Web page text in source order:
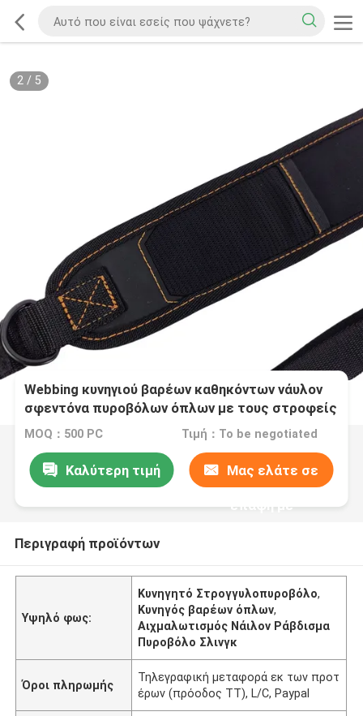
2/ 5
Webbing κυνηγιού βαρέων καθηκόντων νάυλον
σφεντόνα πυροβόλων όπλων με τους στροφείς
MOQ：500 PC Τιμή：To be negotiated
Καλύτερη τιμή Μας ελάτε σε
επαφή με
Περιγραφή προϊόντων
Υψηλό φως:
Κυνηγητό Στρογγυλοπυροβόλο,
Κυνηγός βαρέων όπλων,
Αιχμαλωτισμός Νάιλον Ράβδισμα
Πυροβόλο Σλινγκ
Όροι πληρωμής
Τηλεγραφική μεταφορά εκ των προτ
έρων (πρόοδος TT), L/C, Paypal